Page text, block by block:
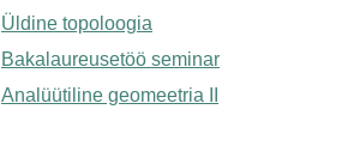
Üldine topoloogia
Bakalaureusetöö seminar
Analüütiline geomeetria II